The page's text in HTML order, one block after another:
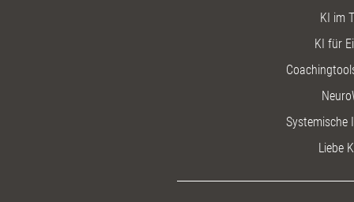
KI im
KI für
Systemische
Liebe